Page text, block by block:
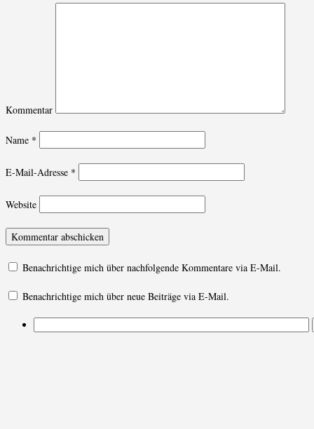
Kommentar
Name *
E-Mail-Adresse *
Website
Benachrichtige mich über nachfolgende Kommentare via E-Mail.
Benachrichtige mich über neue Beiträge via E-Mail.